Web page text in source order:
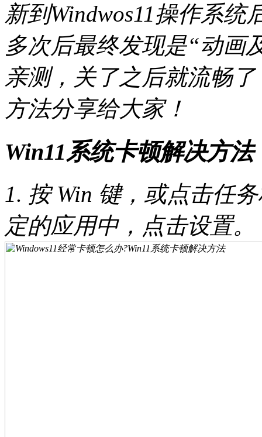
新到Windwos11操作系
多次后最终发现是“动画
亲测，关了之后就流畅
方法分享给大家！
Win11系统卡顿解决方法
1. 按 Win 键，或点击任
定的应用中，点击设置。